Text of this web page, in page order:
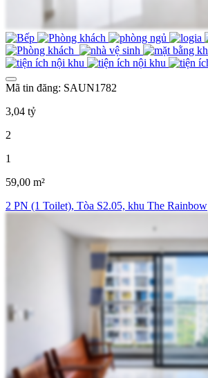
Mã tin đăng: SAUN1782
3,04 tỷ
2
1
59,00 m²
2 PN (1 Toilet), Tòa S2.05, khu The Rainbow